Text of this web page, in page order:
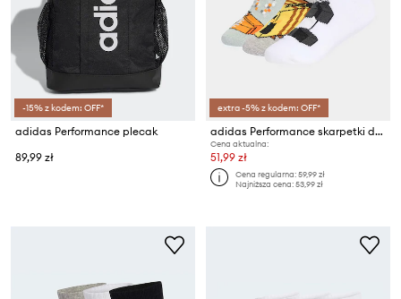
-15% z kodem: OFF*
adidas Performance plecak
89,99 zł
extra -5% z kodem: OFF*
adidas Performance skarpetki dziecięce z bawełną MINECRAFT 3-pack
Cena aktualna:
51,99 zł
Cena regularna:59,99 zł
Najniższa cena:53,99 zł